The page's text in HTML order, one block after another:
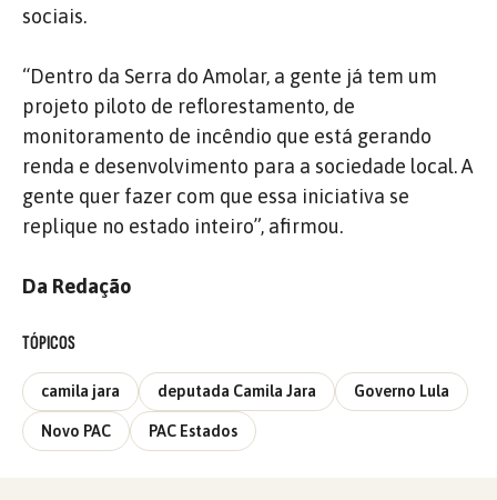
sociais.
“Dentro da Serra do Amolar, a gente já tem um
projeto piloto de reflorestamento, de
monitoramento de incêndio que está gerando
renda e desenvolvimento para a sociedade local.A
gente quer fazer com que essa iniciativa se
replique no estado inteiro”, afirmou.
Da Redação
TÓPICOS
camila jara deputada Camila Jara Governo Lula
Novo PAC PAC Estados